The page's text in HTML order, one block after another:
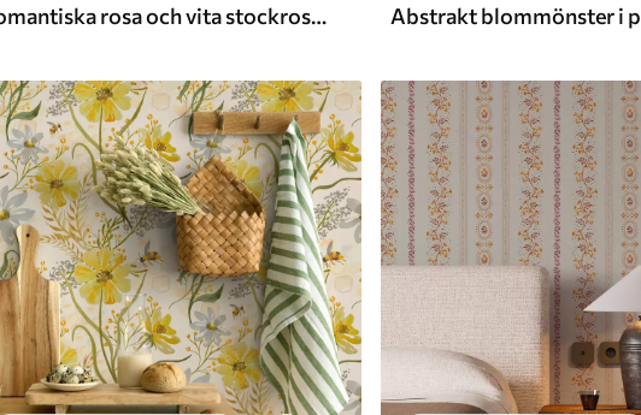
Romantiska rosa och vita stockrosor på dämpad grönska Abstrakt blommönster i